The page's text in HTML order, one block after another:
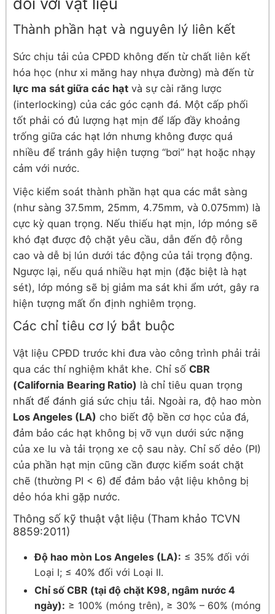
Thành phần hạt và nguyên lý liên kết
Sức chịu tải của CPĐD không đến từ chất liên kết
hóa học (như xi măng hay nhựa đường) mà đến từ
lực ma sát giữa các hạt và sự cài răng lược
(interlocking) của các góc cạnh đá. Một cấp phối
tốt phải có đủ lượng hạt mịn để lấp đầy khoảng
trống giữa các hạt lớn nhưng không được quá
nhiều để tránh gây hiện tượng “bơi” hạt hoặc nhạy
cảm với nước.
Việc kiểm soát thành phần hạt qua các mắt sàng
(như sàng 37.5mm, 25mm, 4.75mm, và 0.075mm) là
cực kỳ quan trọng. Nếu thiếu hạt mịn, lớp móng sẽ
khó đạt được độ chặt yêu cầu, dẫn đến độ rỗng
cao và dễ bị lún dưới tác động của tải trọng động.
Ngược lại, nếu quá nhiều hạt mịn (đặc biệt là hạt
sét), lớp móng sẽ bị giảm ma sát khi ẩm ướt, gây ra
hiện tượng mất ổn định nghiêm trọng.
Các chỉ tiêu cơ lý bắt buộc
Vật liệu CPĐD trước khi đưa vào công trình phải trải
qua các thí nghiệm khắt khe. Chỉ số CBR
(California Bearing Ratio) là chỉ tiêu quan trọng
nhất để đánh giá sức chịu tải. Ngoài ra, độ hao mòn
Los Angeles (LA) cho biết độ bền cơ học của đá,
đảm bảo các hạt không bị vỡ vụn dưới sức nặng
của xe lu và tải trọng xe cộ sau này. Chỉ số dẻo (PI)
của phần hạt mịn cũng cần được kiểm soát chặt
chẽ (thường PI < 6) để đảm bảo vật liệu không bị
dẻo hóa khi gặp nước.
Thông số kỹ thuật vật liệu (Tham khảo TCVN
8859:2011)
Độ hao mòn Los Angeles (LA): ≤ 35% đối với
Loại I; ≤ 40% đối với Loại II.
Chỉ số CBR (tại độ chặt K98, ngâm nước 4
ngày): ≥ 100% (móng trên), ≥ 30% – 60% (móng